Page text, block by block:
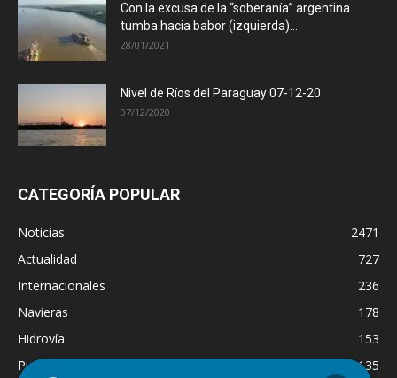
Con la excusa de la “soberanía” argentina
tumba hacia babor (izquierda)...
28/01/2021
Nivel de Ríos del Paraguay 07-12-20
07/12/2020
CATEGORÍA POPULAR
Noticias
2471
Actualidad
727
Internacionales
236
Navieras
178
Hidrovía
153
Puertos
135